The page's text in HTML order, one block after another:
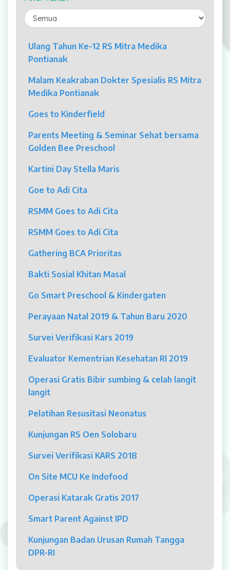
Laparaskopi
OCT
Eye Care
Multi Slice CT-Scan 128 Slices
Mamografi
Klinik Andrologi
Klinik Nyeri
Dokter
Jadwal Dokter
Sunday Clinic
Dokter Spesialis
Dokter Umum
Pelayanan
Rawat Jalan
Rawat Inap
Kamar Operasi
Ulang Tahun Ke-12 RS Mitra Medika
Pontianak
Malam Keakraban Dokter Spesialis RS Mitra
Medika Pontianak
Goes to Kinderfield
Parents Meeting & Seminar Sehat bersama
Golden Bee Preschool
Kartini Day Stella Maris
Goe to Adi Cita
RSMM Goes to Adi Cita
RSMM Goes to Adi Cita
Gathering BCA Prioritas
Bakti Sosial Khitan Masal
Go Smart Preschool & Kindergaten
Perayaan Natal 2019 & Tahun Baru 2020
Survei Verifikasi Kars 2019
Evaluator Kementrian Kesehatan RI 2019
Operasi Gratis Bibir sumbing & celah langit
langit
Pelatihan Resusitasi Neonatus
Kunjungan RS Oen Solobaru
Survei Verifikasi KARS 2018
On Site MCU Ke Indofood
Operasi Katarak Gratis 2017
Smart Parent Against IPD
Kunjungan Badan Urusan Rumah Tangga
DPR-RI